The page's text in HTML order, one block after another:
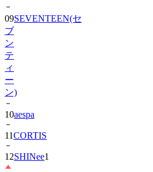
ブ
ン
テ
ィ
ー
ン)
10aespa
11CORTIS
12SHINee1
13BIGBANG